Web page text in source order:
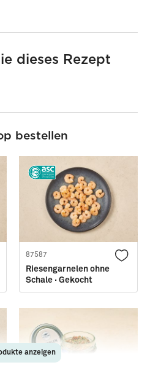
dieses Rezept
bestellen
87587
Riesengarnelen ohne
Schale · Gekocht
anzeigen